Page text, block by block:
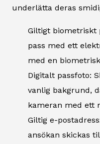
underlätta deras
Giltigt biometriskt
pass med ett
med en
Digitalt passfoto:
vanlig bakgrund,
kameran med ett
Giltig e-
ansökan skickas